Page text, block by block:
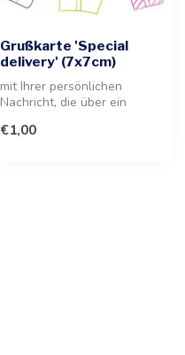
Grußkarte 'Special
delivery' (7x7cm)
mit Ihrer persönlichen
Nachricht, die über ein
angebra...
€1,00